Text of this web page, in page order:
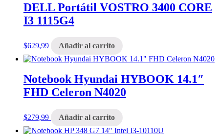
DELL Portátil VOSTRO 3400 CORE
I3 1115G4
$629,99 Añadir al carrito
Notebook Hyundai HYBOOK 14.1″
FHD Celeron N4020
$279,99 Añadir al carrito